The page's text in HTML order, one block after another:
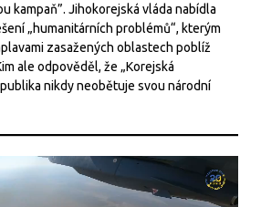
kampaň”. Jihokorejská vláda nabídla
„humanitárních problémů“, kterým
zasažených oblastech poblíž
ale odpověděl, že „Korejská
nikdy neobětuje svou národní